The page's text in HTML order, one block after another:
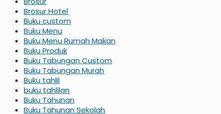
Brosur Hotel
Buku custom
Buku Menu
Buku Menu Rumah Makan
Buku Produk
Buku Tabungan Custom
Buku Tabungan Murah
Buku tahlil
buku tahlilan
Buku Tahunan
Buku Tahunan Sekolah